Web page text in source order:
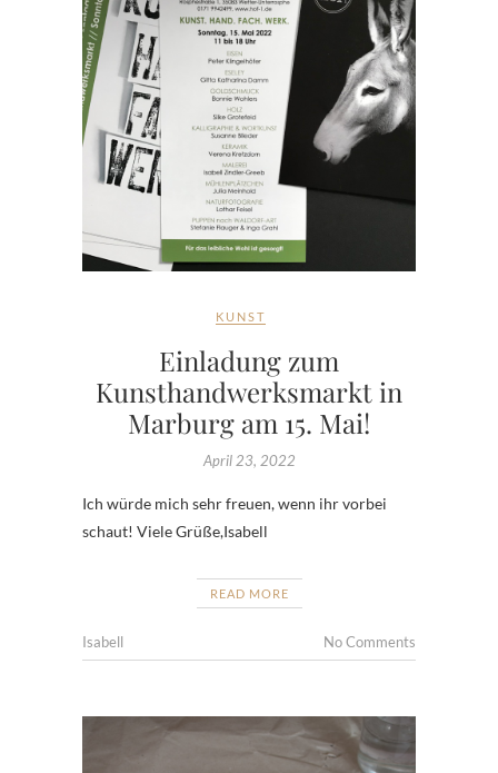
KUNST
Einladung zum
Kunsthandwerksmarkt in
Marburg am 15. Mai!
April 23, 2022
Ich würde mich sehr freuen, wenn ihr vorbei
schaut! Viele Grüße,Isabell
READ MORE
Isabell No Comments